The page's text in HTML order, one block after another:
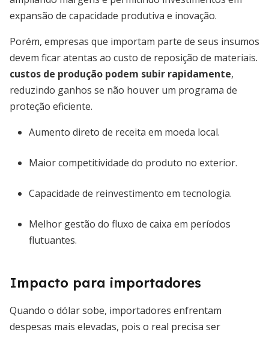
expansão de capacidade produtiva e inovação.
Porém, empresas que importam parte de seus insumos
devem ficar atentas ao custo de reposição de materiais.
custos de produção podem subir rapidamente,
reduzindo ganhos se não houver um programa de
proteção eficiente.
Aumento direto de receita em moeda local.
Maior competitividade do produto no exterior.
Capacidade de reinvestimento em tecnologia.
Melhor gestão do fluxo de caixa em períodos
flutuantes.
Impacto para importadores
Quando o dólar sobe, importadores enfrentam
despesas mais elevadas, pois o real precisa ser